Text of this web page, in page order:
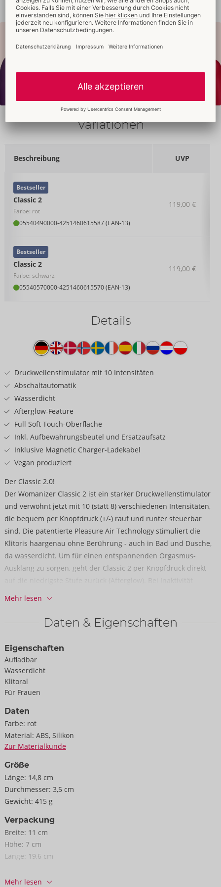
Variationen
Beschreibung UVP
Classic 2
Farbe: rot
05540490000-4251460615587 (EAN-13)
Bestseller
119,00 €
Classic 2
Farbe: schwarz
05540570000-4251460615570 (EAN-13)
Bestseller
119,00 €
Details
Produkttext
Druckwellenstimulator mit 10 Intensitäten
Abschaltautomatik
Wasserdicht
Afterglow-Feature
Full Soft Touch-Oberfläche
Inkl. Aufbewahrungsbeutel und Ersatzaufsatz
Inklusive Magnetic Charger-Ladekabel
Vegan produziert
Der Classic 2.0!
Der Womanizer Classic 2 ist ein starker Druckwellenstimulator
und verwöhnt jetzt mit 10 (statt 8) verschiedenen Intensitäten,
die bequem per Knopfdruck (+/-) rauf und runter steuerbar
sind. Die patentierte Pleasure Air Technology stimuliert die
Klitoris haargenau ohne Berührung - auch in Bad und Dusche,
da wasserdicht. Um für einen entspannenden Orgasmus-
Ausklang zu sorgen, geht der Classic 2 per Knopfdruck direkt
auf die niedrigste Stufe zurück (Afterglow). Bei Inaktivität
werden, indem z.B. auf eine der Intensitätsstufen gedrückt
Der handliche schlanke Verwöhner ist jetzt mit einer Full Soft
Touch-Oberfläche ausgestattet, die für ein seidig-weiches
Hautgefühl beim Verwöhnen sorgt. Der Stimulationsaufsatz
sowie der Ersatzaufsatz sind für unbeschwertes Vergnügen aus
Inklusive Magnetic Charger-Ladekabel, Aufbewahrungsbeutel
(100% Baumwolle) sowie Ersatzaufsatz.
Vegan produziert mit 41% weniger Verpackungs-Plastik.
148 x 48 x 35 mm.
Aufsätze: 14 mm und 10 mm.
Gewicht 110 g.
ABS, Silikon.
Mehr lesen
Daten & Eigenschaften
Eigenschaften
Aufladbar
Wasserdicht
Klitoral
Für Frauen
Daten
Farbe: rot
Material: ABS, Silikon
Zur Materialkunde
Größe
Länge: 14,8 cm
Durchmesser: 3,5 cm
Gewicht: 415 g
Verpackung
Breite: 11 cm
Höhe: 7 cm
Länge: 19,6 cm
Mehr lesen